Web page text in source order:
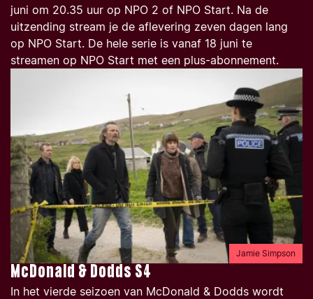
juni om 20.35 uur op NPO 2 of NPO Start. Na de
uitzending stream je de aflevering zeven dagen lang
op NPO Start. De hele serie is vanaf 18 juni te
streamen op NPO Start met een plus-abonnement.
Jamie Simpson
McDonald & Dodds S4
In het vierde seizoen van McDonald & Dodds wordt